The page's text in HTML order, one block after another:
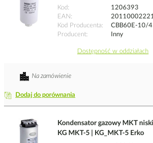
Kod
1206393
EAN
Kod Producenta
CBB60E-10/
Producent
Inny
Dostępność w oddziałach
Dodaj do porównania
Na zamówienie
Kondensator gazowy MKT
KG MKT-5 | KG_MKT-5 Erko